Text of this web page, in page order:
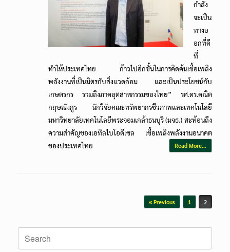
กำลัง
จะเป็น
ทางอ
อกที่ดี
ที่
ทำให้ประเทศไทย ก้าวไปอีกขั้นในการคิดค้นเชื้อเพลิง
พลังงานที่เป็นมิตรกับสิ่งแวดล้อม และเป็นประโยชน์กับ
เกษตรกร รวมถึงภาคอุตสาหกรรมของไทย” รศ.ดร.คณิต
กฤษณังกูร นักวิจัยคณะทรัพยากรชีวภาพและเทคโนโลยี
มหาวิทยาลัยเทคโนโลยีพระจอมเกล้าธนบุรี (มจธ.) สะท้อนถึง
ความสำคัญของเอทิลไบโอดีเซล เชื้อเพลิงพลังงานอนาคต
ของประเทศไทย
Read More…
« Previous 1 2
Search
for: